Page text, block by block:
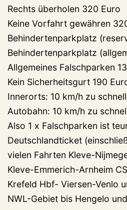
Rechts überholen 320 Euro
Keine Vorfahrt gewähren
Behindertenparkplatz
Behindertenparkplatz
Allgemeines Falschparken
Kein Sicherheitsgurt 190
Innerorts: 10 km/h zu
Autobahn: 10 km/h zu
Also 1 x Falschparken ist
Deutschlandticket
vielen Fahrten Kleve-
Kleve-Emmerich-Arnheim
Krefeld Hbf- Viersen-Venlo
NWL-Gebiet bis Hengelo